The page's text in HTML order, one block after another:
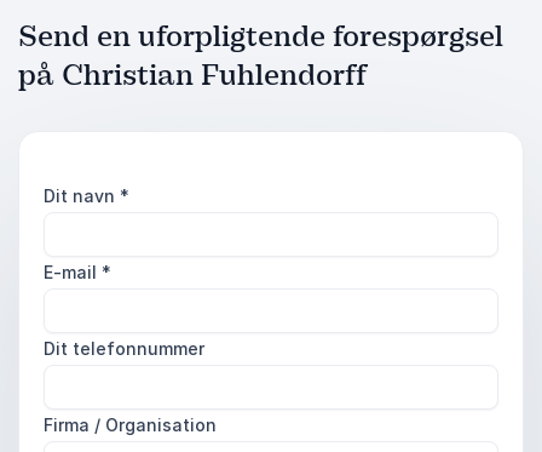
Send en uforpligtende forespørgsel
på Christian Fuhlendorff
Dit navn *
E-mail *
Dit telefonnummer
Firma / Organisation